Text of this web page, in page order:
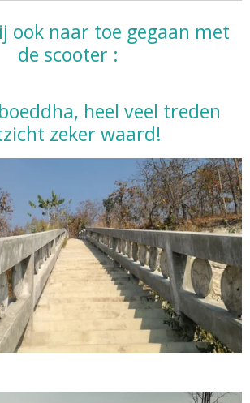
ook naar toe gegaan met
de scooter :
heel veel treden
zeker waard!